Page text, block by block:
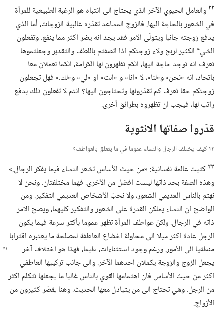
٢٢ والعامل الحيوي الآخر الذي يحتاج الى انتباه هو الرغبة الطبيعية للمرأة
في الشعور بالحاجة اليها.‏ فالزوج المساعد تقدّره غالبية الزوجات،‏ أما الذي
يدفع زوجته جانبا ويتولّى الامر فقد يجد انه يضر اكثر مما ينفع.‏ وتفعلون
الشيء الكثير لربح ولاء زوجتكم اذا اتصفتم باللطف والتقدير وجعلتموها
تعرف انه توجد حاجة اليها،‏ انكم تظهرون لها الكرامة،‏ انكما تعملان معا
باتحاد،‏ انه «نحن» و«لنا»،‏ لا «انا» و «انت» او «لي» و«لك.‏» فهل تجعلون
زوجتكم حقا تعرف كم تقدّرونها وتحتاجون اليها؟‏ انتم لا تفعلون ذلك بدفع
راتب لها،‏ فيجب ان تظهروه بطرائق أخرى.‏
قدّروا صفاتها الانثوية
٢٣ كيف يختلف الرجال والنساء عموما في ما يتعلق بالعواطف؟‏
٢٣ كتبت عالمة نفسانية:‏ «من حيث الأساس تشعر النساء فيما يفكر الرجال.‏»
وهذه الصفة بحد ذاتها ليست افضل من الأخرى.‏ فهما مختلفتان.‏ ونحن لا
نهتم بالناس العديمي الشعور،‏ ولا نحبّ الأشخاص العديمي التفكير.‏ ومن
الواضح ان النساء يملكن القدرة على الشعور والتفكير كليهما،‏ ويصح الامر
ذاته في الرجال.‏ ولكنّ عواطف المرأة تظهر عموما بأكثر سرعة فيما يكون
الرجل عادة اكثر ميلا الى محاولة اخضاع العاطفة لمصلحة ما يعتبره اقترابا
منطقيا الى الأمور.‏ورغم وجود استثناءات،‏ طبعا،‏ فهذا هو اختلاف آخر
يجعل الزوج والزوجة يكملان احدهما الآخر.‏ والى جانب تركيبها العاطفي
اكثر من حيث الأساس فان اهتمامها القوي بالناس غالبا ما يجعلها تتكلم اكثر
من الرجل.‏ وهي تحتاج الى من يتبادل معها الحديث.‏ وهنا يقصّر كثيرون من
الأزواج.‏